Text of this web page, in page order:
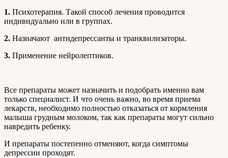
1. Психотерапия. Такой способ лечения проводится
индивидуально или в группах.
2. Назначают антидепрессанты и транквилизаторы.
3. Применение нейролептиков.
Все препараты может назначить и подобрать именно вам
только специалист. И что очень важно, во время приема
лекарств, необходимо полностью отказаться от кормления
малыша грудным молоком, так как препараты могут сильно
навредить ребенку.
И препараты постепенно отменяют, когда симптомы
депрессии проходят.